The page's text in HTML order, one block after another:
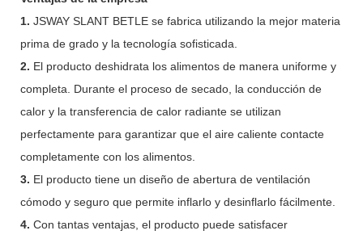
1. JSWAY SLANT BETLE se fabrica utilizando la mejor materia
prima de grado y la tecnología sofisticada.
2. El producto deshidrata los alimentos de manera uniforme y
completa. Durante el proceso de secado, la conducción de
calor y la transferencia de calor radiante se utilizan
perfectamente para garantizar que el aire caliente contacte
completamente con los alimentos.
3. El producto tiene un diseño de abertura de ventilación
cómodo y seguro que permite inflarlo y desinflarlo fácilmente.
4. Con tantas ventajas, el producto puede satisfacer